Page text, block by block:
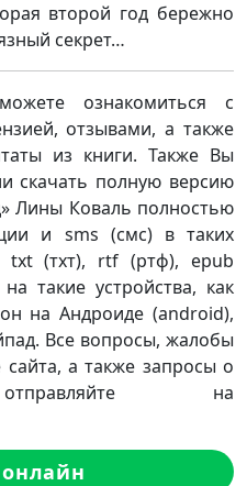
второй год бережно
секрет…
ознакомиться с
отзывами, а также
из книги. Также Вы
скачать полную версию
Лины Коваль полностью
и sms (смс) в таких
txt (тхт), rtf (ртф), epub
такие устройства, как
на Андроиде (android),
Все вопросы, жалобы
а также запросы о
отправляйте на